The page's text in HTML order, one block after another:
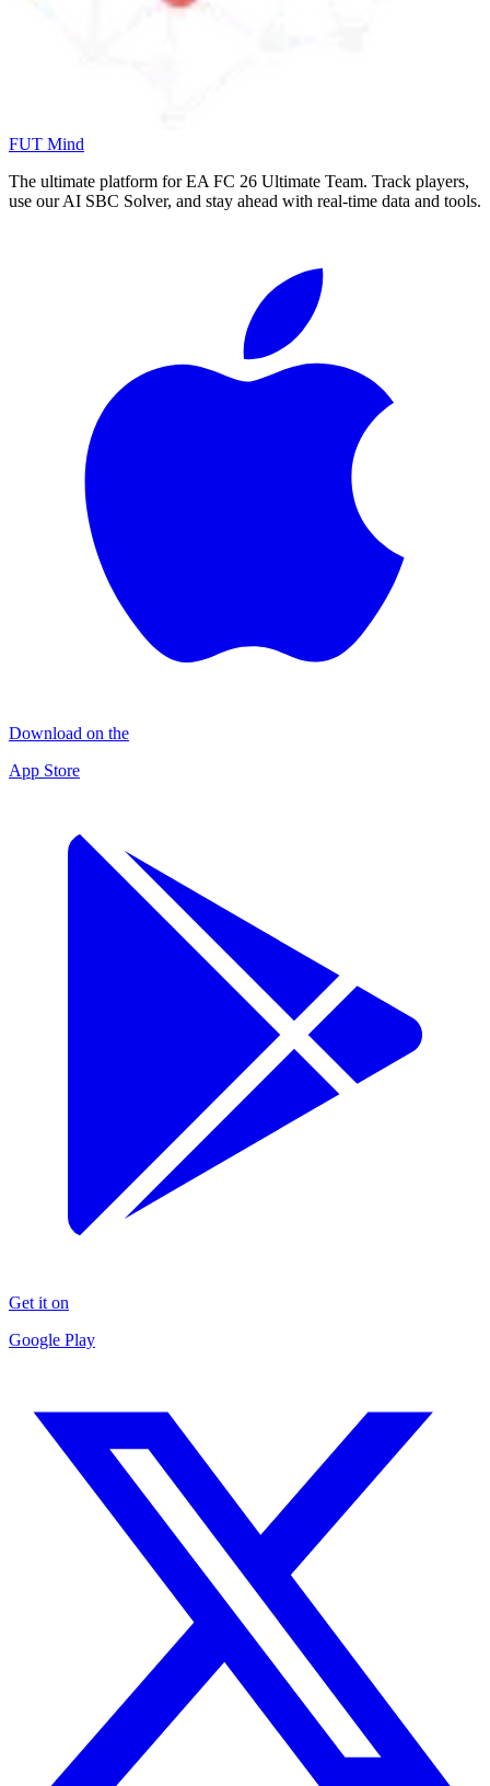
FUT Mind
The ultimate platform for EA FC 26 Ultimate Team. Track players,
use our AI SBC Solver, and stay ahead with real-time data and tools.
Download on the
App Store
Get it on
Google Play